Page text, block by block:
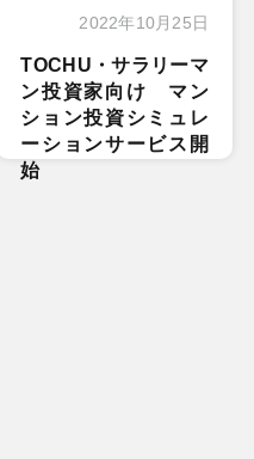
2022年10月25日
TOCHU・サラリーマ
ン投資家向け マン
ション投資シミュレ
ーションサービス開
始